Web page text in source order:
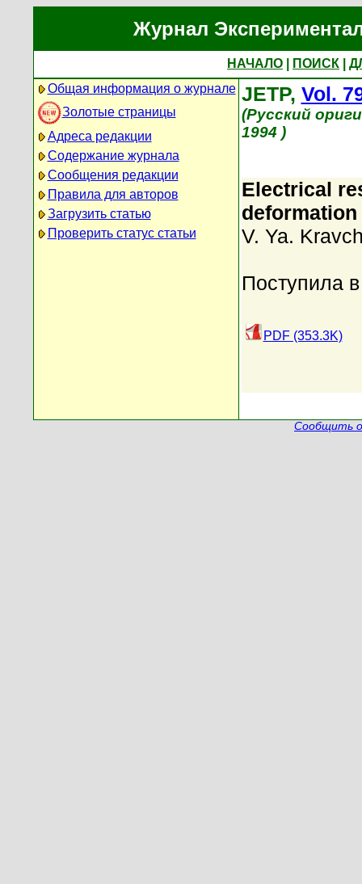
Журнал
НАЧАЛО ПОИСК
Общая информация о журнале
Золотые страницы
Адреса редакции
Содержание журнала
Сообщения редакции
Правила для авторов
Загрузить статью
Проверить статус статьи
JETP, Vol.
(Русский
1994 )
Electrical
V. Ya.
Поступила
PDF (353.3K)
Сообщить о